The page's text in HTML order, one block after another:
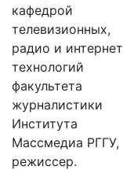
кафедрой
телевизионных,
радио и интернет
технологий
факультета
журналистики
Института
Массмедиа РГГУ,
режиссер.